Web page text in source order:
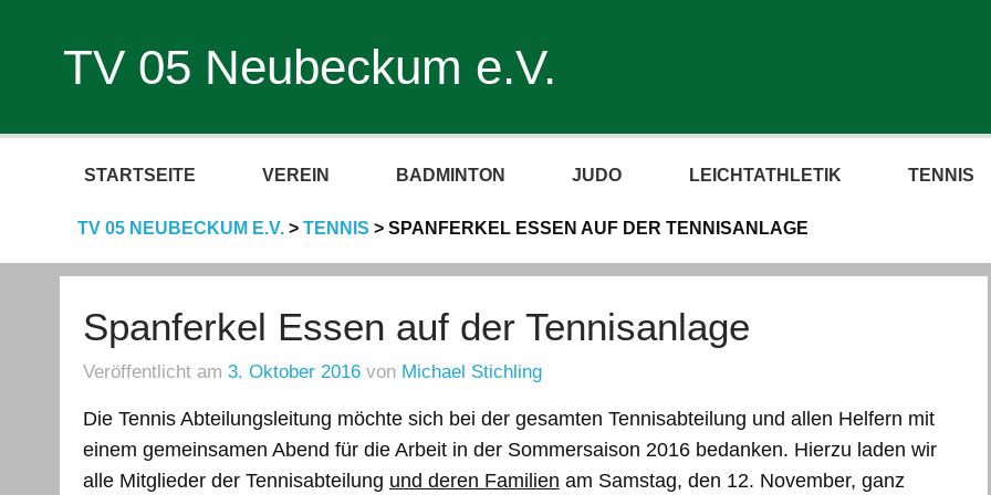
TV 05 Neubeckum e.V.
STARTSEITE VEREIN BADMINTON JUDO LEICHTATHLETIK TENNIS
TV 05 NEUBECKUM E.V.> TENNIS > SPANFERKEL ESSEN AUF DER TENNISANLAGE
Spanferkel Essen auf der Tennisanlage
Veröffentlicht am 3. Oktober 2016von Michael Stichling
Die Tennis Abteilungsleitung möchte sich bei der gesamten Tennisabteilung und allen Helfern mit
einem gemeinsamen Abend für die Arbeit in der Sommersaison 2016 bedanken. Hierzu laden wir
alle Mitglieder der Tennisabteilung und deren Familien am Samstag, den 12. November, ganz